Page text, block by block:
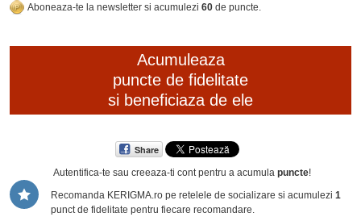
Aboneaza-te la newsletter si acumulezi 60 de puncte.
Acumuleaza
puncte de fidelitate
si beneficiaza de ele
Share
Autentifica-te sau creeaza-ti contpentru a acumula puncte!
Recomanda KERIGMA.ro pe retelele de socializare si acumulezi 1
punct de fidelitate pentru fiecare recomandare.